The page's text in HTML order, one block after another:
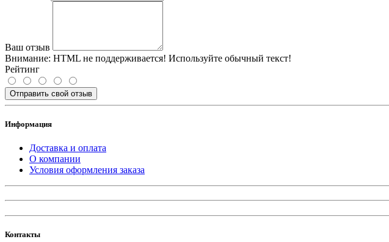
Ваш отзыв
Внимание: HTML не поддерживается! Используйте обычный текст!
Рейтинг
Отправить свой отзыв
Информация
Доставка и оплата
О компании
Условия оформления заказа
Контакты